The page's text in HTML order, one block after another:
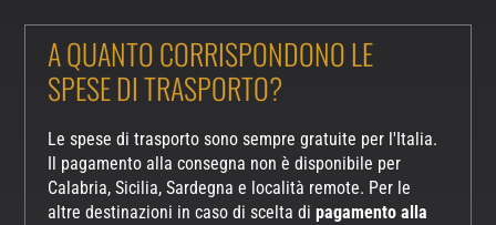
A QUANTO CORRISPONDONO LE
SPESE DI TRASPORTO?
Le spese di trasporto sono sempre gratuite per l'Italia.
Il pagamento alla consegna non è disponibile per
Calabria, Sicilia, Sardegna e località remote. Per le
altre destinazioni in caso di scelta dipagamento alla